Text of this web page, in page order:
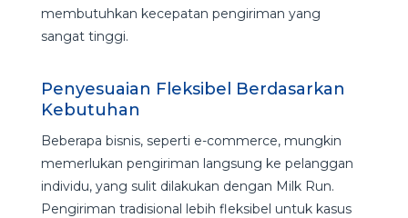
membutuhkan kecepatan pengiriman yang
sangat tinggi.
Penyesuaian Fleksibel Berdasarkan
Kebutuhan
Beberapa bisnis, seperti e-commerce, mungkin
memerlukan pengiriman langsung ke pelanggan
individu, yang sulit dilakukan dengan Milk Run.
Pengiriman tradisional lebih fleksibel untuk kasus